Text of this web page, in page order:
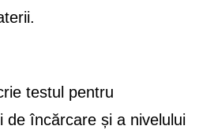
testul pentru
de încărcare și a nivelului